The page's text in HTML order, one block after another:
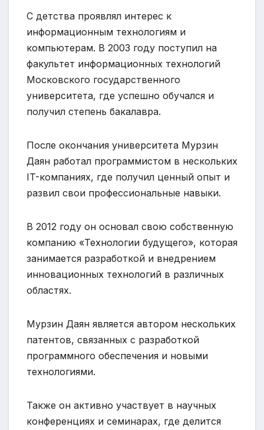
С детства проявлял интерес к
информационным технологиям и
компьютерам. В 2003 году поступил на
факультет информационных технологий
Московского государственного
университета, где успешно обучался и
получил степень бакалавра.
После окончания университета Мурзин
Даян работал программистом в нескольких
IT-компаниях, где получил ценный опыт и
развил свои профессиональные навыки.
В 2012 году он основал свою собственную
компанию «Технологии будущего», которая
занимается разработкой и внедрением
инновационных технологий в различных
областях.
Мурзин Даян является автором нескольких
патентов, связанных с разработкой
программного обеспечения и новыми
технологиями.
Также он активно участвует в научных
конференциях и семинарах, где делится